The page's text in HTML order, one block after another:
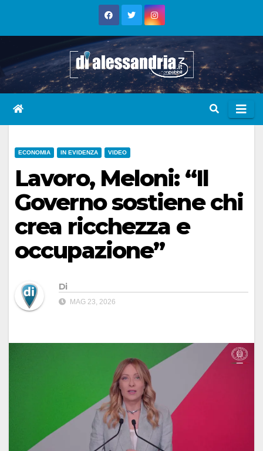
ECONOMIA IN EVIDENZA VIDEO
Lavoro, Meloni: “Il
Governo sostiene chi
crea ricchezza e
occupazione”
Di
MAG 23, 2026